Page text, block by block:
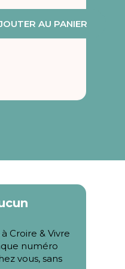
AU PANIER
Croire & Vivre
numéro
vous, sans